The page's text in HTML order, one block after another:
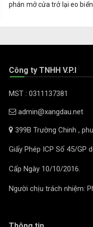
phán mở cửa trở lại eo
Công ty TNHH V.P.I
MST : 0311137381
admin@xangdau.net
399B Trường Chinh ,
Giấy Phép ICP Số 45/GP
Cấp Ngày 10/10/2016.
Người chịu trách nhiệm: